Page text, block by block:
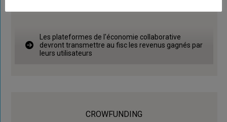
Les plateformes de l'économie collaborative
devront transmettre au fisc les revenus gagnés par
leurs utilisateurs
CROWFUNDING